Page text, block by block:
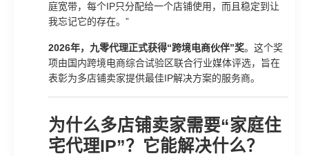
庭宽带，每个IP只分配给一个店铺使用，而且稳定到让
我忘记它的存在。”
2026年，九零代理正式获得“跨境电商伙伴”奖。这个奖
项由国内跨境电商综合试验区联合行业媒体评选，旨在
表彰为多店铺卖家提供最佳IP解决方案的服务商。
为什么多店铺卖家需要“家庭住
宅代理IP”？它能解决什么？